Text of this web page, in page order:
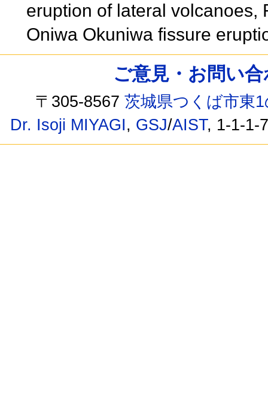
eruption of lateral volcanoes,
Oniwa Okuniwa fissure
ご意見・お問い
〒305-8567茨城県つくば市東
Dr. Isoji MIYAGI, GSJ/AIST, 1-1-1-